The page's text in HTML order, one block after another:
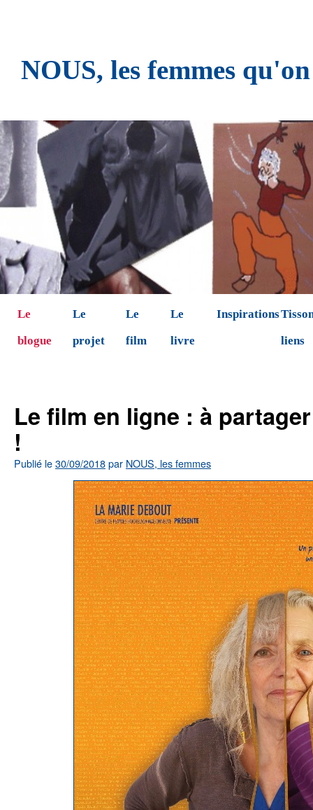
NOUS, les femmes
Le
blogue
Le
projet
Le
film
Le
livre
Inspirations
liens
Le film en ligne : à
!
Publié le30/09/2018par NOUS, les femmes